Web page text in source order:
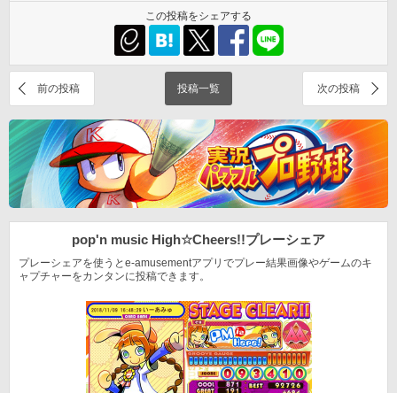
この投稿をシェアする
前の投稿 投稿一覧 次の投稿
pop'n music High☆Cheers!!プレーシェア
プレーシェアを使うとe-amusementアプリでプレー結果画像やゲームのキ
ャプチャーをカンタンに投稿できます。